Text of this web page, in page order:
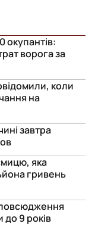
окупантів:
ворога за
коли
на
завтра
яка
гривень
до 9 років